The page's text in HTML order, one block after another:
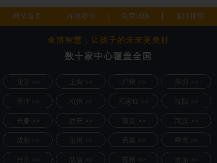
网站首页 在线咨询 免费试听 返回顶部
金博智慧，让孩子的未来更美好
数十家中心覆盖全国
广州 >> 深圳 >>
杭州 >> 石家庄 >> 沈阳 >>
长春 >> 西安 >>
成都 >> 沧州 >> 吕梁 >>
慈溪 >> 苏州 >>